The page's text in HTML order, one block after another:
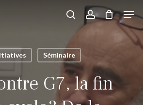
searchaccount
Close
Cart
Séminaire
G7, la fin
Close
Menu